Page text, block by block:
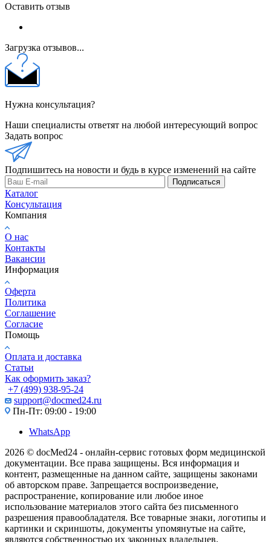
Оставить отзыв
Загрузка отзывов...
Нужна консультация?
Наши специалисты ответят на любой интересующий вопрос
Задать вопрос
Подпишитесь на новости и будь в курсе изменений на сайте
Подписаться
Каталог
Консультация
Компания
О нас
Контакты
Вакансии
Информация
Оферта
Политика
Соглашение
Согласие
Помощь
Оплата и доставка
Статьи
Как оформить заказ?
+7 (499) 938-95-24
support@docmed24.ru
Пн-Пт: 09:00 - 19:00
WhatsApp
2026 © docMed24 - онлайн-сервис готовых форм медицинской
документации. Все права защищены. Вся информация и
контент, размещенные на данном сайте, защищены законами
об авторском праве. Запрещается воспроизведение,
распространение, копирование или любое иное
использование материалов этого сайта без письменного
разрешения правообладателя. Все товарные знаки, логотипы и
картинки и скриншоты, документы упомянутые на сайте,
являются собственностью их законных владельцев.